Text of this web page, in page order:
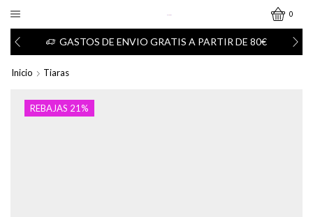
0
GASTOS DE ENVIO GRATIS A PARTIR DE 80€
Inicio Tiaras
REBAJAS 21%